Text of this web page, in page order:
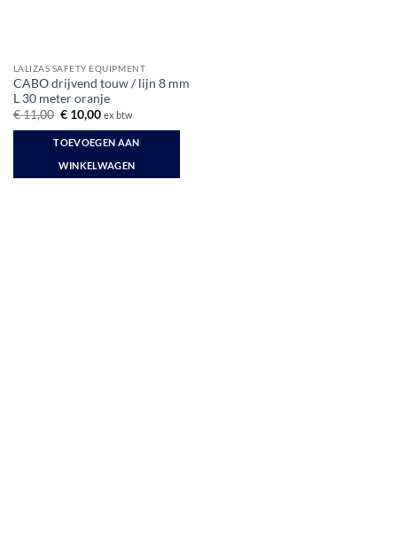
LALIZAS SAFETY EQUIPMENT
CABO drijvend touw / lijn 8 mm
L 30 meter oranje
€11,00 Oorspronkelijke
was:
€ 11,00.
€10,00Huidige
is:
€ 10,00.
ex btw
TOEVOEGEN AAN
WINKELWAGEN